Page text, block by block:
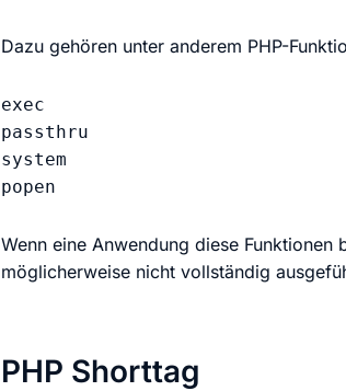
Dazu gehören unter anderem PHP-
exec
passthru
system
popen
Wenn eine Anwendung diese
möglicherweise nicht vollständig
PHP Shorttag